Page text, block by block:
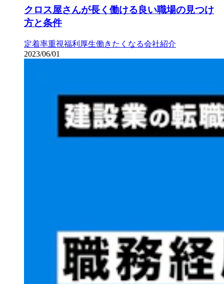
クロス屋さんが長く働ける良い職場の見つけ
方と条件
定着率重視福利厚生働きたくなる会社紹介
2023/06/01